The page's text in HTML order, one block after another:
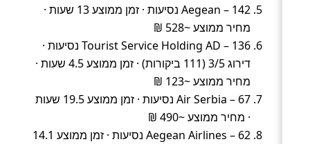
Aegean – 142 נסיעות · זמן ממוצע 13 שעות ·
מחיר ממוצע ~528 ₪
Tourist Service Holding AD – 136 נסיעות ·
דירוג 3/5 (111 ביקורות) · זמן ממוצע 4.5 שעות ·
מחיר ממוצע ~123 ₪
Air Serbia – 67 נסיעות · זמן ממוצע 19.5 שעות
· מחיר ממוצע ~490 ₪
Aegean Airlines – 62 נסיעות · זמן ממוצע 14.1